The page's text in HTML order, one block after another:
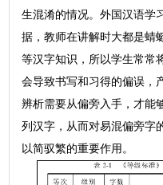
生混淆的情况。外国汉语学
据，教师在讲解时大都是蜻
等汉字知识，所以学生常常
会导致书写和习得的偏误，
辨析需要从偏旁入手，才能
列汉字，从而对易混偏旁字
以简驭繁的重要作用。